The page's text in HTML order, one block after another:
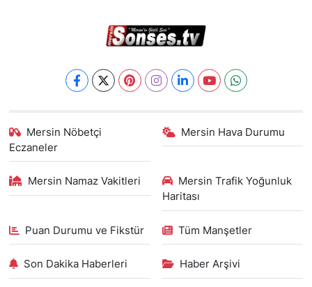
Mersin Nöbetçi
Eczaneler
Mersin Hava Durumu
Mersin Namaz Vakitleri
Mersin Trafik Yoğunluk
Haritası
Puan Durumu ve Fikstür Tüm Manşetler
Son Dakika Haberleri Haber Arşivi